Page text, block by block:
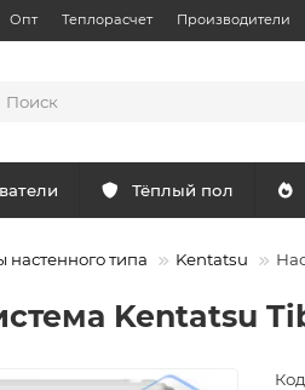
Опт Теплорасчет Производители
Тёплый пол
настенного типа Kentatsu
Kentatsu